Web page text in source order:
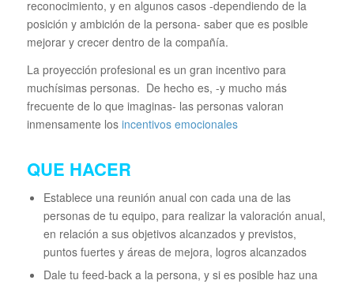
reconocimiento, y en algunos casos -dependiendo de la
posición y ambición de la persona- saber que es posible
mejorar y crecer dentro de la compañía.
La proyección profesional es un gran incentivo para
muchísimas personas. De hecho es, -y mucho más
frecuente de lo que imaginas- las personas valoran
inmensamente losincentivos emocionales
QUE HACER
Establece una reunión anual con cada una de las
personas de tu equipo, para realizar la valoración anual,
en relación a sus objetivos alcanzados y previstos,
puntos fuertes y áreas de mejora, logros alcanzados
Dale tu feed-back a la persona, y si es posible haz una